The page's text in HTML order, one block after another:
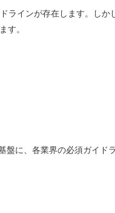
ラインが存在します。し
す。
に、各業界の必須ガイド